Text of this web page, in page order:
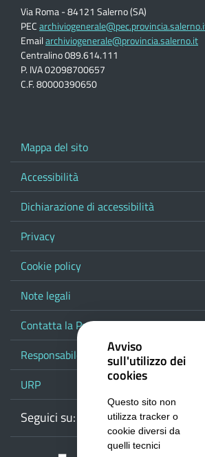
Via Roma - 84121 Salerno (SA)
PEC
Emailarchiviogenerale@provincia.salerno.it
Centralino 089.614.111
P. IVA 02098700657
C.F. 80000390650
Mappa del sito
Accessibilità
Dichiarazione di accessibilità
Privacy
Cookie policy
Note legali
Contatta la Provincia
Responsabile del procedimento di
URP
Seguici su: WebmailFacebook
Youtube
Avviso
sull'utilizzo dei
cookies
Questo sito non
utilizza tracker o
cookie diversi da
quelli tecnici